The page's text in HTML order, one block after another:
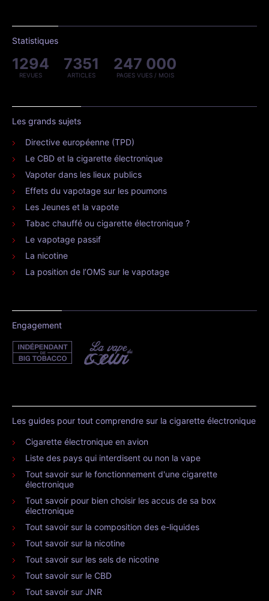
Statistiques
1294
REVUES
7351
ARTICLES
247 000
PAGES VUES / MOIS
Les grands sujets
Directive européenne (TPD)
Le CBD et la cigarette électronique
Vapoter dans les lieux publics
Effets du vapotage sur les poumons
Les Jeunes et la vapote
Tabac chauffé ou cigarette électronique ?
Le vapotage passif
La nicotine
La position de l’OMS sur le vapotage
Engagement
Les guides pour tout comprendre sur la cigarette électronique
Cigarette électronique en avion
Liste des pays qui interdisent ou non la vape
Tout savoir sur le fonctionnement d'une cigarette
électronique
Tout savoir pour bien choisir les accus de sa box
électronique
Tout savoir sur la composition des e-liquides
Tout savoir sur la nicotine
Tout savoir sur les sels de nicotine
Tout savoir sur le CBD
Tout savoir sur JNR